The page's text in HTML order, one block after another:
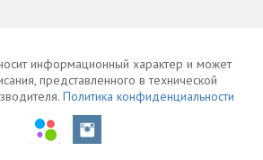
информационный характер и может
представленного в технической
Политика конфиденциальности